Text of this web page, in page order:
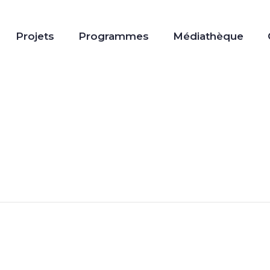
Projets Programmes Médiathèque